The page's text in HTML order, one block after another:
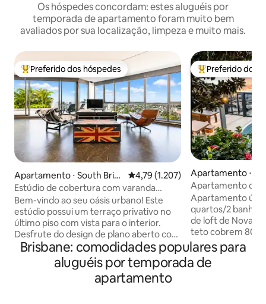
Os hóspedes concordam: estes aluguéis por
temporada de apartamento foram muito bem
avaliados por sua localização, limpeza e muito mais.
Entre os melhores preferidos dos hóspedes
Preferido dos hóspedes
Apartamento ⋅ South Brisb
ane
4,79 de uma avaliação média de
4,79 (1.207)
Estúdio de cobertura com varanda
privativa no terraço
Bem-vindo ao seu oásis urbano! Este
estúdio possui um terraço privativo no
último piso com vista para o interior.
Desfrute do design de plano aberto com
janelas do chão ao teto, uma cozinha
acoplada, sala de jantar, sala de estar e
espaço para dormir. Perfeito para
trabalho ou relaxamento, ioga ou
Entre os
Preferido dos
Apartamento ⋅
ne
Apartamento
vista montanha/
Apartamento
quartos/2
de loft de Nova
teto cobrem 80%
oferecendo
cidade de
pôr do sol sobre
Brisbane: comodidades populares para
aluguéis por temporada de
apartamento